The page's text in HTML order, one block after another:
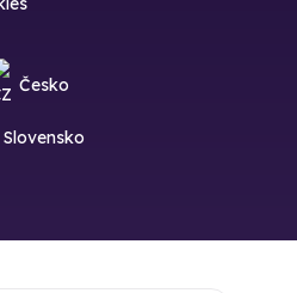
Česko
Slovensko